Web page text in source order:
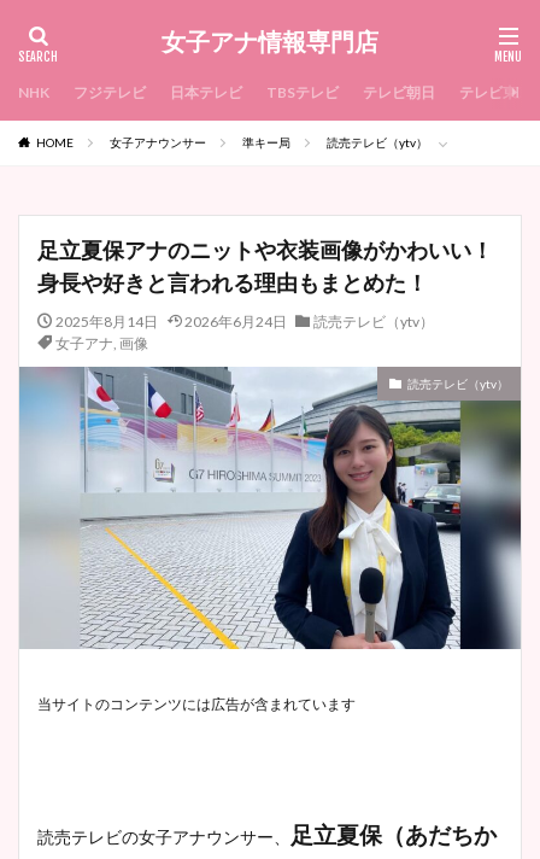
女子アナ情報専門店
NHK フジテレビ 日本テレビ TBSテレビ テレビ朝日 テレビ東京
HOME 女子アナウンサー 準キー局 読売テレビ（ytv）
足立夏保アナのニットや衣装画像がかわいい！
身長や好きと言われる理由もまとめた！
2025年8月14日 2026年6月24日
読売テレビ（ytv）
女子アナ, 画像
読売テレビ（ytv）
当サイトのコンテンツには広告が含まれています
読売テレビの女子アナウンサー、
足立夏保（あだちか